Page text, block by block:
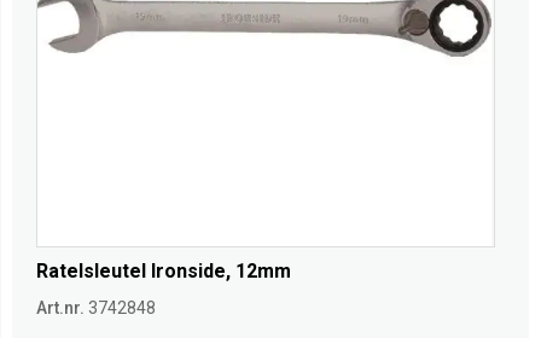
Ratelsleutel Ironside, 12mm
Art.nr. 3742848